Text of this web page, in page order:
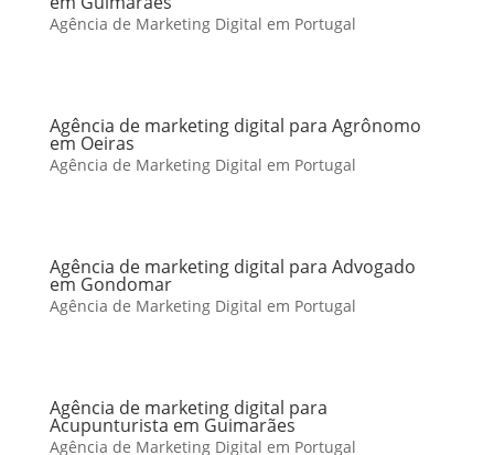
Agência de Marketing Digital em Portugal
Agência de marketing digital para Agrônomo
em Oeiras
Agência de Marketing Digital em Portugal
Agência de marketing digital para Advogado
em Gondomar
Agência de Marketing Digital em Portugal
Agência de marketing digital para
Acupunturista em Guimarães
Agência de Marketing Digital em Portugal